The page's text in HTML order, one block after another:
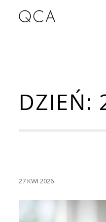
DZIEŃ:
27 KWI 2026